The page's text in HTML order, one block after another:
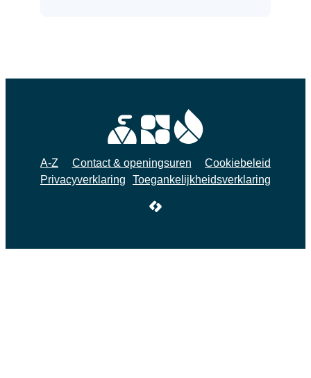
A-Z Contact & openingsuren
Cookiebeleid
Privacyverklaring
Toegankelijkheidsverklaring
LCP nv 2026 ©